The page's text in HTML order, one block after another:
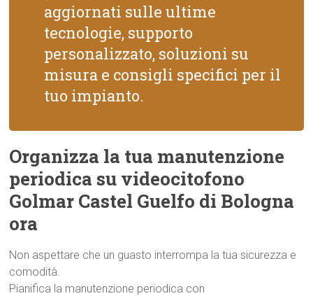
aggiornati sulle ultime
tecnologie, supporto
personalizzato, soluzioni su
misura e consigli specifici per il
tuo impianto.
Organizza la tua manutenzione
periodica su videocitofono
Golmar Castel Guelfo di Bologna
ora
Non aspettare che un guasto interrompa la tua sicurezza e
comodità.
Pianifica la manutenzione periodica con